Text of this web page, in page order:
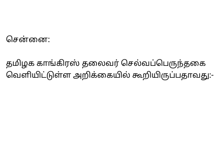
சென்னை:
தமிழக காங்கிரஸ் தலைவர் செல்வப்பெருந்தகை
வெளியிட்டுள்ள அறிக்கையில் கூறியிருப்பதாவது:-